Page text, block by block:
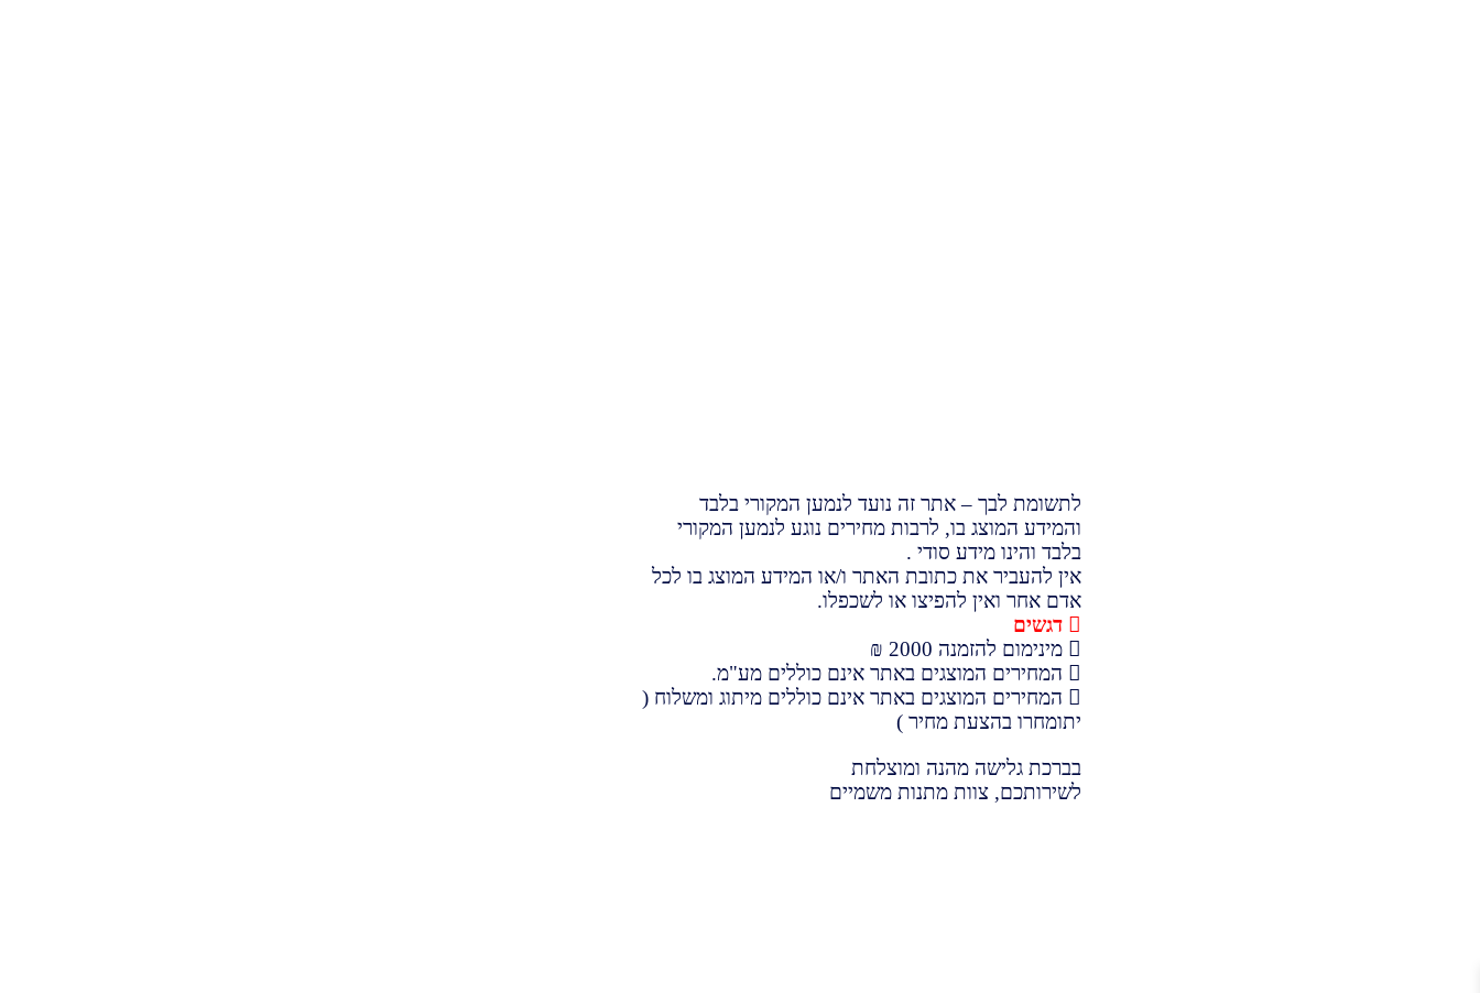
לתשומת לבך – אתר זה נועד לנמען המקורי בלבד
והמידע המוצג בו, לרבות מחירים נוגע לנמען המקורי
בלבד והינו מידע סודי .
אין להעביר את כתובת האתר ו/או המידע המוצג בו לכל
אדם אחר ואין להפיצו או לשכפלו.
דגשים
מינימום להזמנה 2000 ₪
המחירים המוצגים באתר אינם כוללים מע"מ.
המחירים המוצגים באתר אינם כוללים מיתוג ומשלוח (
יתומחרו בהצעת מחיר )
בברכת גלישה מהנה ומוצלחת
לשירותכם, צוות מתנות משמיים